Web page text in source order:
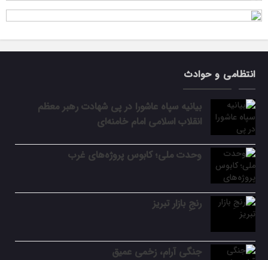
انتظامی و حوادث
بیانیه سپاه عاشورا در پی شهادت رهبر معظم
انقلاب اسلامی امام خامنه‌ای
وحدت ملی؛ کابوس پروژه‌های غرب
رنجِ بازار تبریز
جنگی آرام، زخمی عمیق